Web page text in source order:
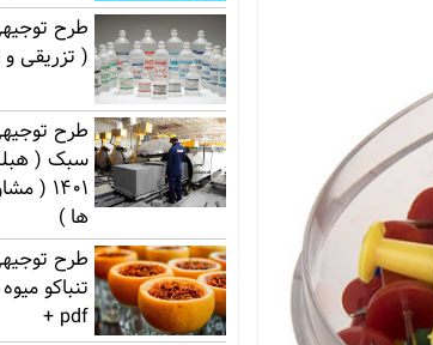
طرح
( تزریقی و
طرح
1401
ها )
طرح
+ pdf